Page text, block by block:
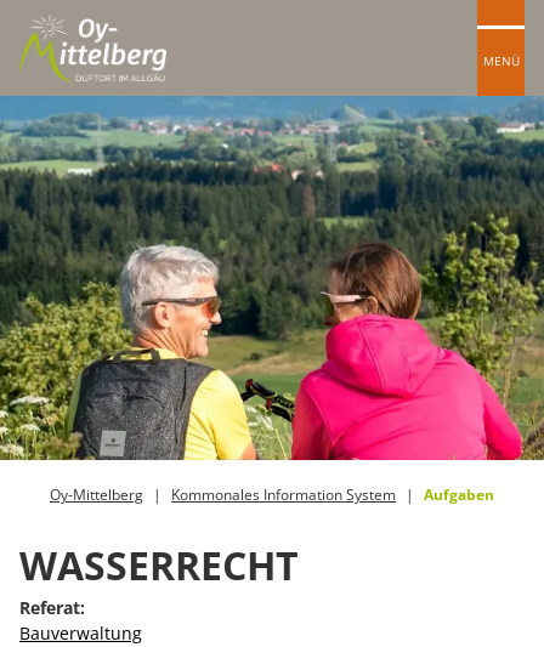
MENÜ
Oy-Mittelberg Kommonales Information System Aufgaben
WASSERRECHT
Referat:
Bauverwaltung